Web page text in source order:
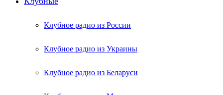
Клубное радио из России
Клубное радио из Украины
Клубное радио из Беларуси